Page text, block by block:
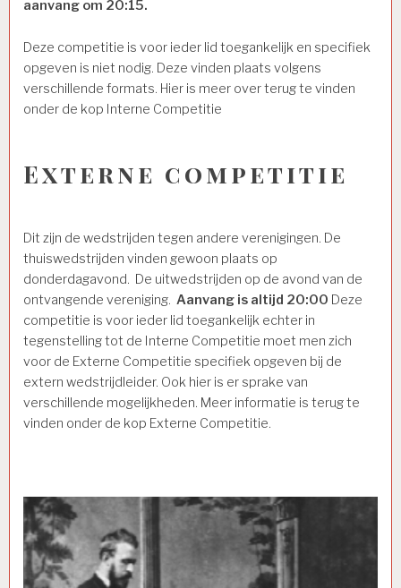
aanvang om 20:15.
Deze competitie is voor ieder lid toegankelijk en specifiek
opgeven is niet nodig. Deze vinden plaats volgens
verschillende formats. Hier is meer over terug te vinden
onder de kop Interne Competitie
Externe competitie
Dit zijn de wedstrijden tegen andere verenigingen. De
thuiswedstrijden vinden gewoon plaats op
donderdagavond. De uitwedstrijden op de avond van de
ontvangende vereniging. Aanvang is altijd 20:00 Deze
competitie is voor ieder lid toegankelijk echter in
tegenstelling tot de Interne Competitie moet men zich
voor de Externe Competitie specifiek opgeven bij de
extern wedstrijdleider. Ook hier is er sprake van
verschillende mogelijkheden. Meer informatie is terug te
vinden onder de kop Externe Competitie.